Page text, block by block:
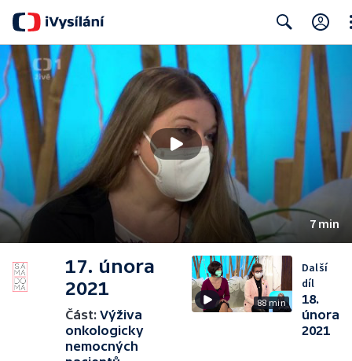
7 min
17. února
2021
Část: Výživa
onkologicky
nemocných
88 min
Další
díl
18.
února
2021